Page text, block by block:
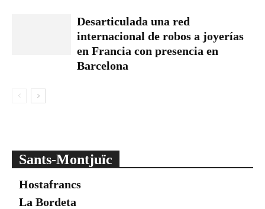
Desarticulada una red
internacional de robos a joyerías
en Francia con presencia en
Barcelona
Sants-Montjuïc
Hostafrancs
La Bordeta